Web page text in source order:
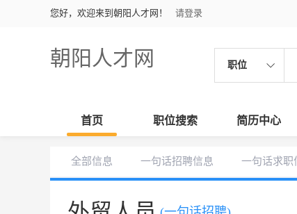
您好，欢迎来到朝阳人才网！ 请登录
朝阳人才网 职位
首页 职位搜索 简历中心
全部信息 一句话招聘信息 一句话求职